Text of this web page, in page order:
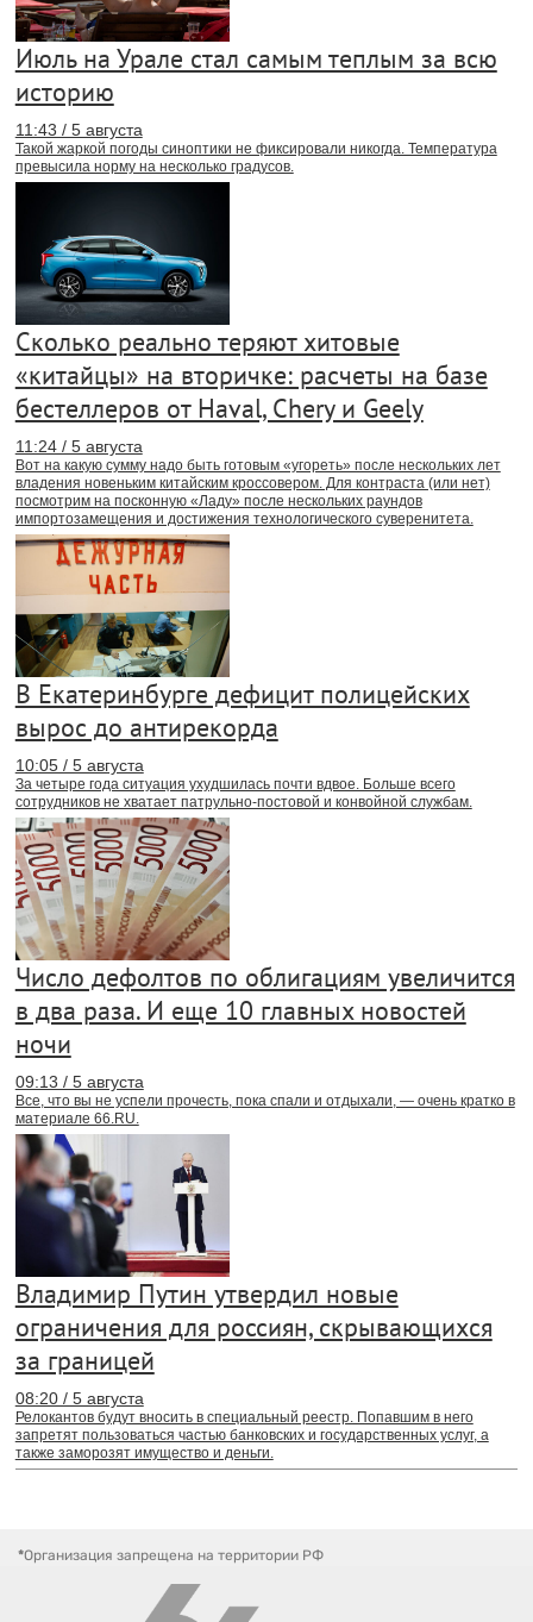
Июль на Урале стал самым теплым за всю
историю
11:43 / 5 августа
Такой жаркой погоды синоптики не фиксировали никогда. Температура
превысила норму на несколько градусов.
Сколько реально теряют хитовые
«китайцы» на вторичке: расчеты на базе
бестеллеров от Haval, Chery и Geely
11:24 / 5 августа
Вот на какую сумму надо быть готовым «угореть» после нескольких лет
владения новеньким китайским кроссовером. Для контраста (или нет)
посмотрим на посконную «Ладу» после нескольких раундов
импортозамещения и достижения технологического суверенитета.
В Екатеринбурге дефицит полицейских
вырос до антирекорда
10:05 / 5 августа
За четыре года ситуация ухудшилась почти вдвое. Больше всего
сотрудников не хватает патрульно-постовой и конвойной службам.
Число дефолтов по облигациям увеличится
в два раза. И еще 10 главных новостей
ночи
09:13 / 5 августа
Все, что вы не успели прочесть, пока спали и отдыхали, — очень кратко в
материале 66.RU.
Владимир Путин утвердил новые
ограничения для россиян, скрывающихся
за границей
08:20 / 5 августа
Релокантов будут вносить в специальный реестр. Попавшим в него
запретят пользоваться частью банковских и государственных услуг, а
также заморозят имущество и деньги.
*Организация запрещена на территории РФ